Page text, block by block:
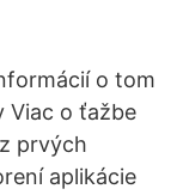
o tom
Viac o ťažbe
prvých
aplikácie